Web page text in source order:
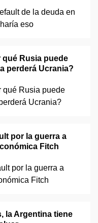
qué Rusia puede
perderá Ucrania?
por la guerra a
Fitch
la Argentina tiene